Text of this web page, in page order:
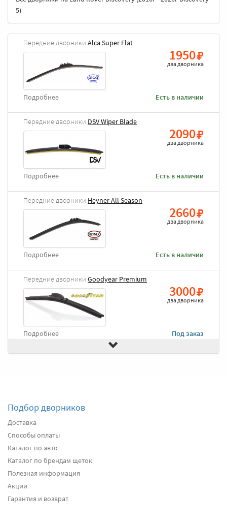
5)
Передние дворники Alca Super Flat
1950
два дворника
Есть в наличии
Подробнее
Передние дворники DSV Wiper Blade
2090
два дворника
Есть в наличии
Подробнее
Передние дворники Heyner All Season
2660
два дворника
Есть в наличии
Подробнее
Передние дворники Goodyear Premium
3000
два дворника
Под заказ
Подробнее
Подробнее
Передние дворники
Подробнее
Подбор дворников
Доставка
Способы оплаты
Каталог по авто
Каталог по брендам щеток
Полезная информация
Акции
Гарантия и возврат